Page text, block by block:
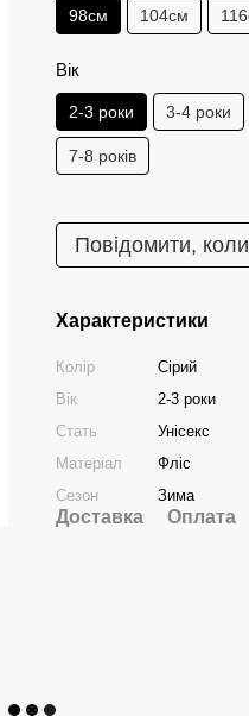
98см 104см
Вік
2-3 роки 3-4 роки
7-8 років
Повідомити,
Характеристики
Колір
Сірий
Вік
2-3 роки
Стать
Унісекс
Матеріал
Фліс
Сезон
Зима
Доставка Оплата